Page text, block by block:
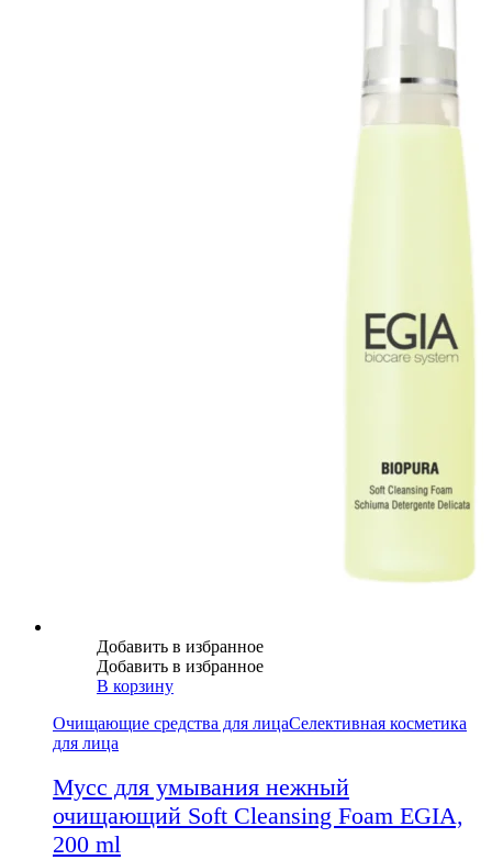
Добавить в избранное
Добавить в избранное
В корзину
Очищающие средства для лицаСелективная косметика
для лица
Мусс для умывания нежный
очищающий Soft Cleansing Foam EGIA,
200 ml